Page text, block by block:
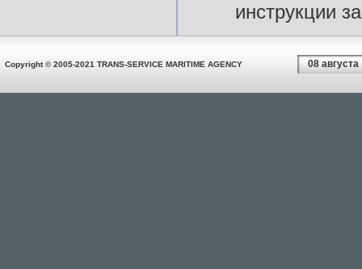
инструкции
Copyright © 2005-2021 TRANS-SERVICE MARITIME AGENCY 08 августа